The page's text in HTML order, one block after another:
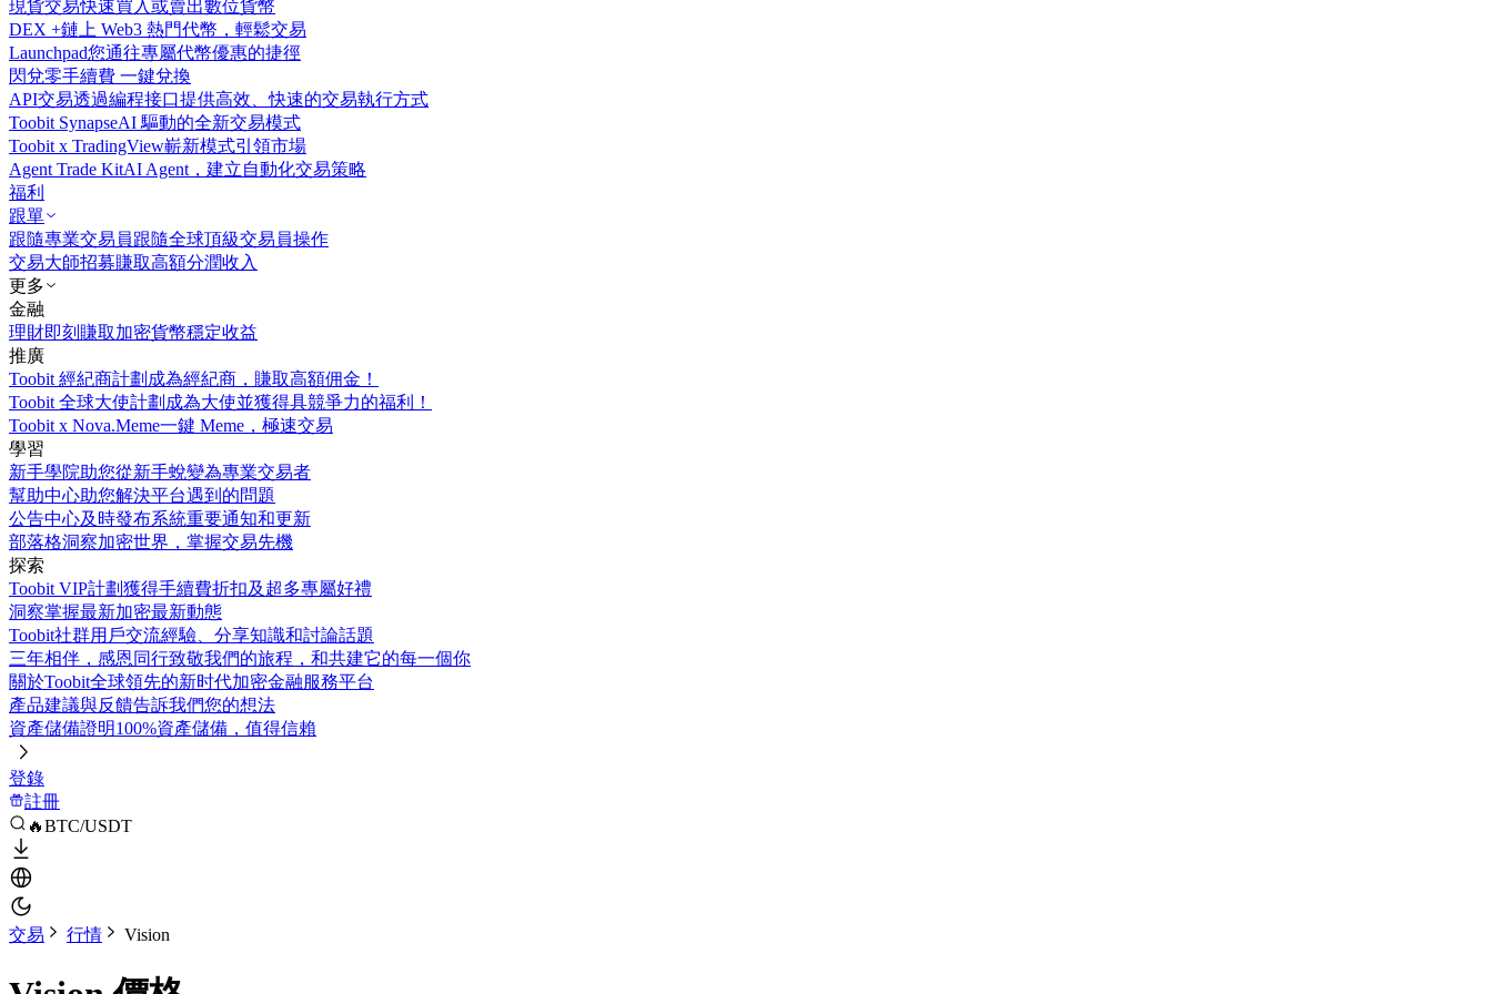
現貨交易快速買入或賣出數位貨幣
DEX +鏈上 Web3 熱門代幣，輕鬆交易
Launchpad您通往專屬代幣優惠的捷徑
閃兌零手續費 一鍵兌換
API交易透過編程接口提供高效、快速的交易執行方式
Toobit SynapseAI 驅動的全新交易模式
Toobit x TradingView嶄新模式引領市場
Agent Trade KitAI Agent，建立自動化交易策略
福利
跟單
跟隨專業交易員跟隨全球頂級交易員操作
交易大師招募賺取高額分潤收入
更多
金融
理財即刻賺取加密貨幣穩定收益
推廣
Toobit 經紀商計劃 成為經紀商，賺取高額佣金！
Toobit 全球大使計劃 成為大使並獲得具競爭力的福利！
Toobit x Nova.Meme一鍵 Meme，極速交易
學習
新手學院助您從新手蛻變為專業交易者
幫助中心助您解決平台遇到的問題
公告中心及時發布系統重要通知和更新
部落格洞察加密世界，掌握交易先機
探索
Toobit VIP計劃獲得手續費折扣及超多專屬好禮
洞察掌握最新加密最新動態
Toobit社群用戶交流經驗、分享知識和討論話題
三年相伴，感恩同行致敬我們的旅程，和共建它的每一個你
關於Toobit全球領先的新时代加密金融服務平台
產品建議與反饋告訴我們您的想法
資產儲備證明100%資產儲備，值得信賴
登錄
註冊
🔥BTC/USDT
交易 行情 Vision